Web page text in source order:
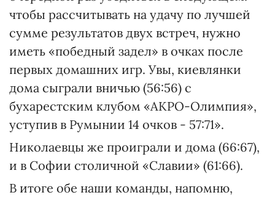
чтобы рассчитывать на удачу по лучшей
сумме результатов двух встреч, нужно
иметь «победный задел» в очках после
первых домашних игр. Увы, киевлянки
дома сыграли вничью (56:56) с
бухарестским клубом «АКРО-Олимпия»,
уступив в Румынии 14 очков - 57:71».
Николаевцы же проиграли и дома (66:67),
и в Софии столичной «Славии» (61:66).
В итоге обе наши команды, напомню,